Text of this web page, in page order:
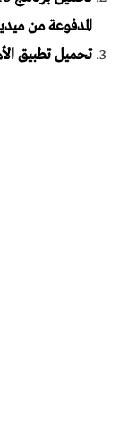
المدفوعة من
تحميل تطبيق